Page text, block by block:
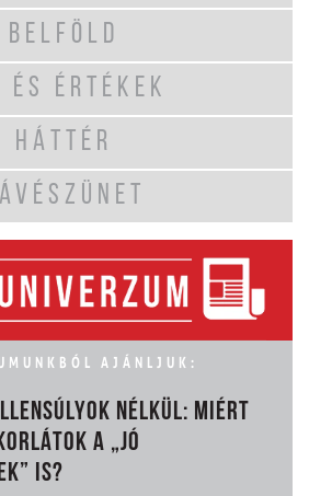
BELFÖLD
ÉS ÉRTÉKEK
HÁTTÉR
AJÁNLJUK:
NÉLKÜL: MIÉRT
A „JÓ
IS?